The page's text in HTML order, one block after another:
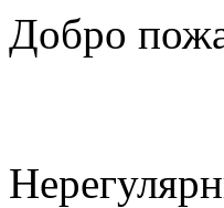
Добро